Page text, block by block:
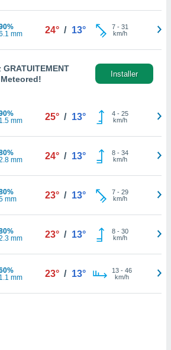
mm
24° / 13° 7- 31
km/h
GRATUITEMENT
Meteored!
Installer
1.5 mm
25° / 13° 4- 25
km/h
mm
24° / 13° 8- 34
km/h
mm
23° / 13° 7- 29
km/h
mm
23° / 13° 8- 30
km/h
1.1 mm
23° / 13° 13- 46
km/h